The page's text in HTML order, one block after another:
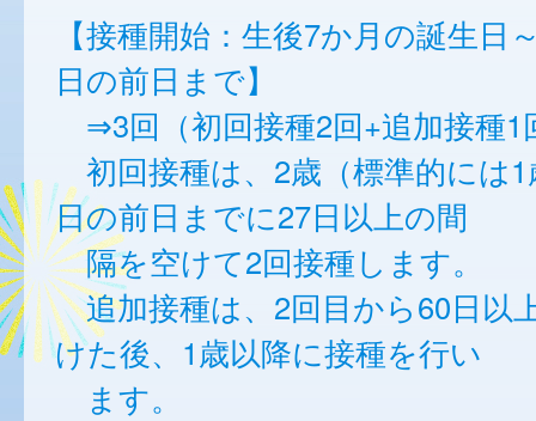
【接種開始：生後7か月の誕生日
日の前日まで】
⇒3回（初回接種2回+追加接種1
初回接種は、2歳（標準的には
日の前日までに27日以上の間
隔を空けて2回接種します。
追加接種は、2回目から60日以
けた後、1歳以降に接種を行い
ます。